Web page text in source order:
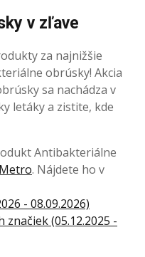
v zľave
za najnižšie
obrúsky! Akcia
sa nachádza v
letáky a zistite, kde
Antibakteriálne
Metro. Nájdete ho v
- 08.09.2026)
(05.12.2025 -